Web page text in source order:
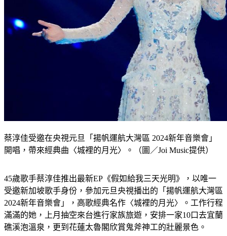
蔡淳佳受邀在央視元旦「揚帆運航大灣區 2024新年音樂會」
開唱，帶來經典曲〈城裡的月光〉。（圖／Joi Music提供）
45歲歌手蔡淳佳推出最新EP《假如給我三天光明》，以唯一
受邀新加坡歌手身份，參加元旦央視播出的「揚帆運航大灣區
2024新年音樂會」，高歌經典名作〈城裡的月光〉。工作行程
滿滿的她，上月抽空來台進行家族旅遊，安排一家10口去宜蘭
礁溪泡溫泉，更到花蓮太魯閣欣賞鬼斧神工的壯麗景色。